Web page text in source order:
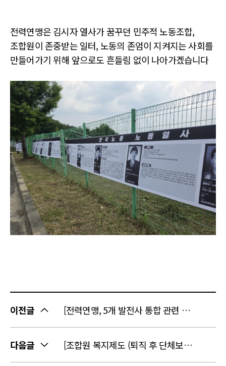
전력연맹은 김시자 열사가 꿈꾸던 민주적 노동조합,
조합원이 존중받는 일터, 노동의 존엄이 지켜지는 사회를
만들어가기 위해 앞으로도 흔들림 없이 나아가겠습니다
이전글 [전력연맹, 5개 발전사 통합 관련 기후부 연구용역 중간보고회 참석]
다음글 [조합원 복지제도 (퇴직 후 단체보험) 시행 안내]